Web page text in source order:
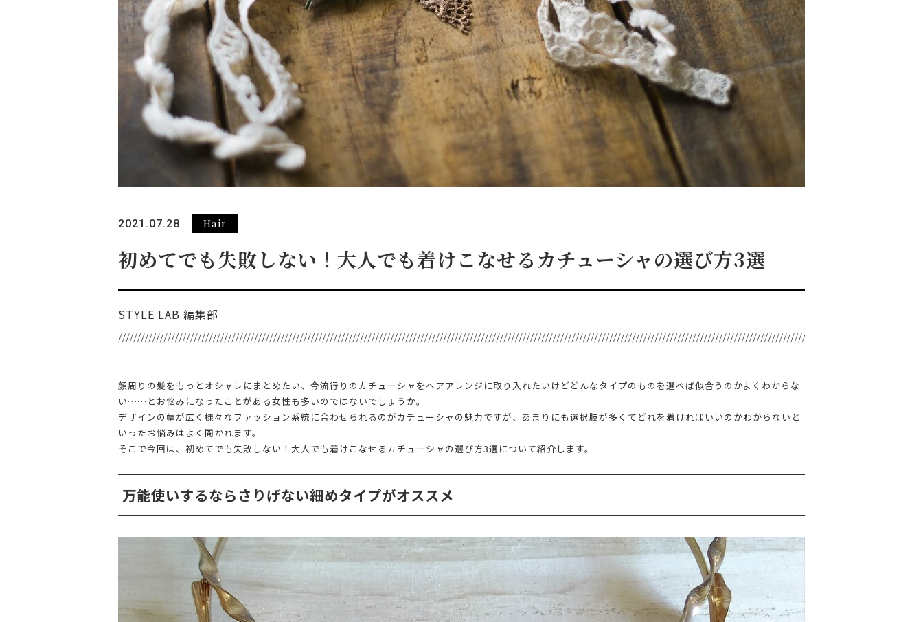
2021.07.28 Hair
初めてでも失敗しない！大人でも着けこなせるカチューシャの選び方3選
STYLE LAB 編集部
顔周りの髪をもっとオシャレにまとめたい、今流行りのカチューシャをヘアアレンジに取り入れたいけどどんなタイプのものを選べば似合うのかよくわからな
い……とお悩みになったことがある女性も多いのではないでしょうか。
デザインの幅が広く様々なファッション系統に合わせられるのがカチューシャの魅力ですが、あまりにも選択肢が多くてどれを着ければいいのかわからないと
いったお悩みはよく聞かれます。
そこで今回は、初めてでも失敗しない！大人でも着けこなせるカチューシャの選び方3選について紹介します。
万能使いするならさりげない細めタイプがオススメ